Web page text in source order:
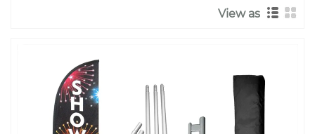
View as